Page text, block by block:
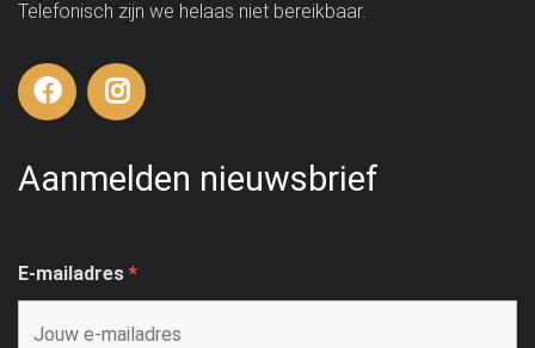
Telefonisch zijn we helaas niet bereikbaar.
Aanmelden nieuwsbrief
E-mailadres *